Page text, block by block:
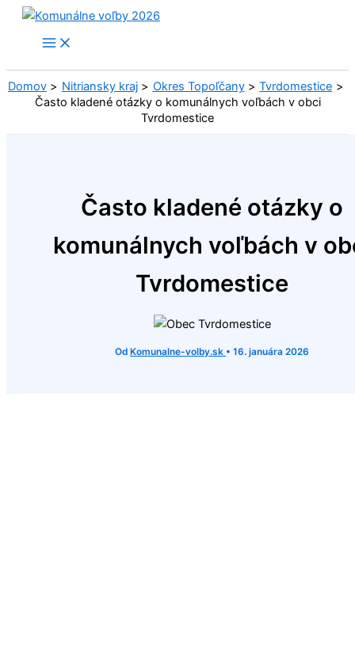
Preskočiť
Domov Nitriansky kraj Okres Topoľčany
Tvrdomestice
Často kladené otázky o komunálnych voľbách v obci
Tvrdomestice
Často kladené otázky o
komunálnych voľbách v
Tvrdomestice
Od Komunalne-volby.sk •16. januára 2026